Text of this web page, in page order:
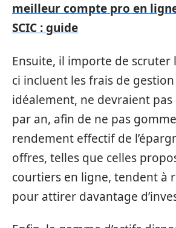
meilleur compte pro en
SCIC : guide
Ensuite, il importe de scruter
ci incluent les frais de
idéalement, ne devraient pas
par an, afin de ne pas
rendement effectif de
offres, telles que celles
courtiers en ligne, tendent à
pour attirer davantage